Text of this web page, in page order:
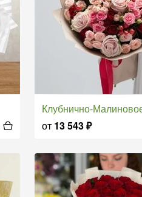
Клубнично-Малиновое
от 13 543₽